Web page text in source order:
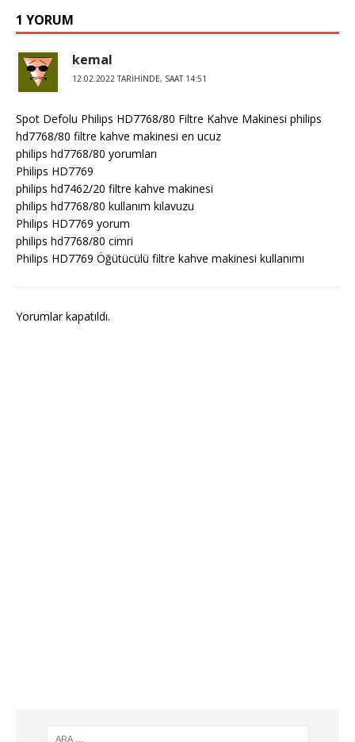
1 YORUM
kemal
12.02.2022 TARIHINDE, SAAT 14:51
Spot Defolu Philips HD7768/80 Filtre Kahve Makinesi philips
hd7768/80 filtre kahve makinesi en ucuz
philips hd7768/80 yorumları
Philips HD7769
philips hd7462/20 filtre kahve makinesi
philips hd7768/80 kullanım kılavuzu
Philips HD7769 yorum
philips hd7768/80 cimri
Philips HD7769 Öğütücülü filtre kahve makinesi kullanımı
Yorumlar kapatıldı.